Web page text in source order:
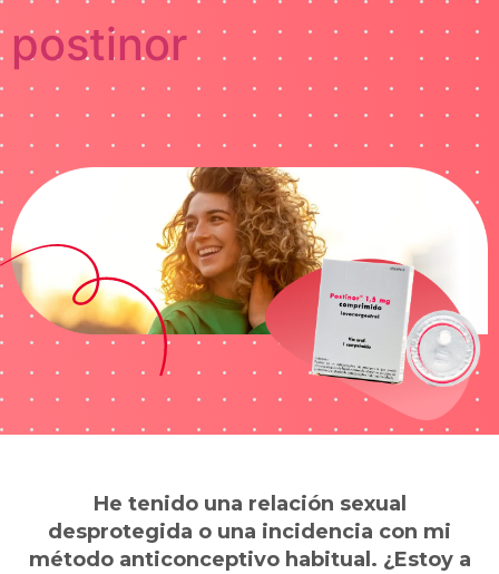
postinor
He tenido una relación sexual
desprotegida o una incidencia con mi
método anticonceptivo habitual. ¿Estoy a